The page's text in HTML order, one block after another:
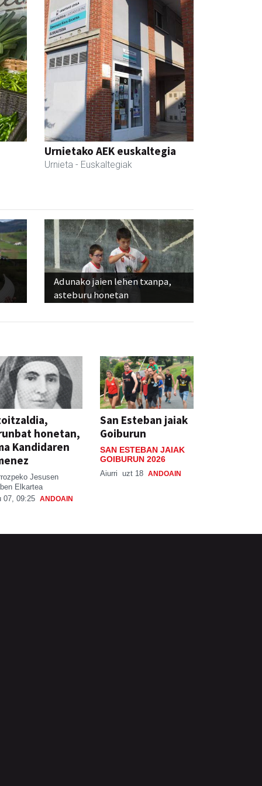
Urnietako AEK euskaltegia
Urnieta - Euskaltegiak
Adunako jaien lehen txanpa,
asteburu honetan
honetan,
Kandidaren
Jesusen
Elkartea
07, 09:25 ANDOAIN
San Esteban jaiak
Goiburun
SAN ESTEBAN JAIAK
GOIBURUN 2026
Aiurri uzt 18 ANDOAIN